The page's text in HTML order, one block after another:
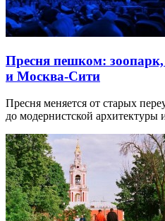
Пресня пешком:
и Москва-Сити
Пресня меняется от старых
до модернистской